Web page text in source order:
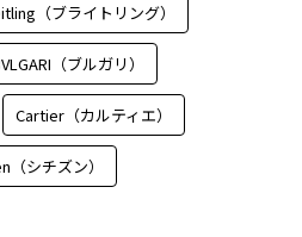
（ブライトリング）
（ブルガリ）
Cartier（カルティエ）
（シチズン）